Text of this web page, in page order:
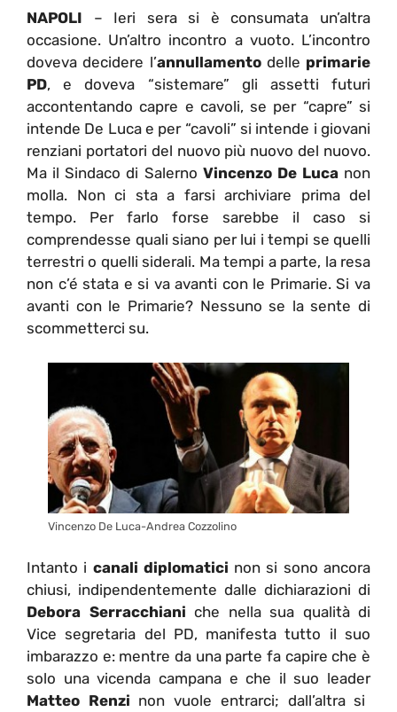
NAPOLI – Ieri sera si è consumata un’altra
occasione. Un’altro incontro a vuoto. L’incontro
doveva decidere l’annullamentodelle primarie
PD, e doveva “sistemare” gli assetti futuri
accontentando capre e cavoli, se per “capre” si
intende De Luca e per “cavoli” si intende i giovani
renziani portatori del nuovo più nuovo del nuovo.
Ma il Sindaco di Salerno Vincenzo De Lucanon
molla. Non ci sta a farsi archiviare prima del
tempo. Per farlo forse sarebbe il caso si
comprendesse quali siano per lui i tempi se quelli
terrestri o quelli siderali. Ma tempi a parte, la resa
non c’é stata e si va avanti con le Primarie. Si va
avanti con le Primarie? Nessuno se la sente di
scommetterci su.
Vincenzo De Luca-Andrea Cozzolino
Intanto i canali diplomatici non si sono ancora
chiusi, indipendentemente dalle dichiarazioni di
Debora Serracchiani che nella sua qualità di
Vice segretaria del PD, manifesta tutto il suo
imbarazzo e: mentre da una parte fa capire che è
solo una vicenda campana e che il suo leader
Matteo Renzi non vuole entrarci; dall’altra si